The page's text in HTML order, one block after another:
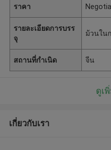
ราคา
รายละเอียดการบรร
จุ
ม้วนใน
สถานที่กำเนิด จีน
ดูเ
เกี่ยวกับเรา